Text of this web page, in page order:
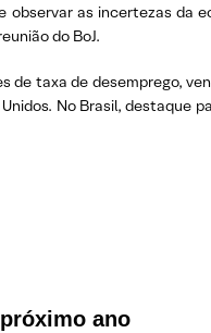
as incertezas da
do BoJ.
de taxa de desemprego,
No Brasil,
ano